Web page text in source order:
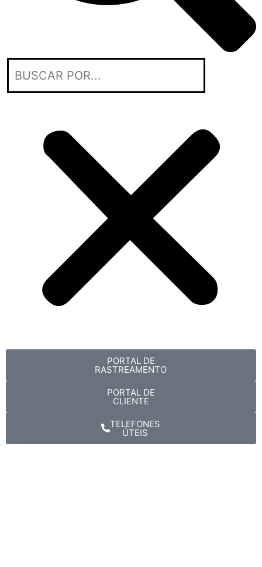
PORTAL DE
RASTREAMENTO
PORTAL DE
CLIENTE
TELEFONES
ÚTEIS